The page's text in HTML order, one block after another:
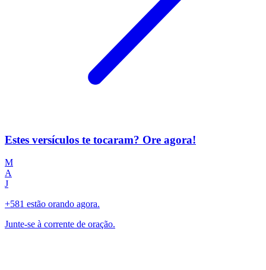
Estes versículos te tocaram? Ore agora!
M
A
J
+581 estão orando agora.
Junte-se à corrente de oração.